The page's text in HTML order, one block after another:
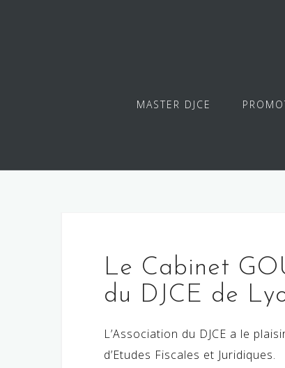
MASTER DJCE
Le Cabinet
du DJCE de
L’Association du DJCE a le
d’Etudes Fiscales et Juridiques.